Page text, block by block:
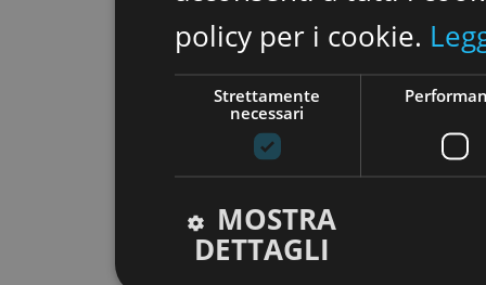
policy per i cookie.
Strettamente
necessari
MOSTRA
DETTAGLI